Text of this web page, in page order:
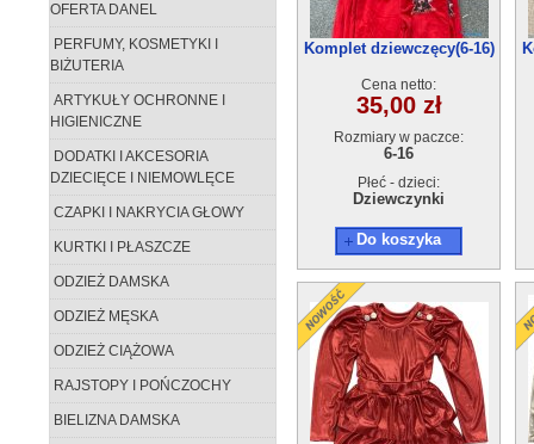
OFERTA DANEL
PERFUMY, KOSMETYKI I
BIŻUTERIA
ARTYKUŁY OCHRONNE I
HIGIENICZNE
DODATKI I AKCESORIA
DZIECIĘCE I NIEMOWLĘCE
CZAPKI I NAKRYCIA GŁOWY
KURTKI I PŁASZCZE
ODZIEŻ DAMSKA
ODZIEŻ MĘSKA
ODZIEŻ CIĄŻOWA
RAJSTOPY I POŃCZOCHY
BIELIZNA DAMSKA
Komplet dziewczęcy(6-16)
Cena netto:
35,00 zł
Rozmiary w paczce:
6-16
Płeć - dzieci:
Dziewczynki
Do koszyka